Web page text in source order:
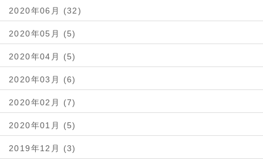
2020年06月 (32)
2020年05月 (5)
2020年04月 (5)
2020年03月 (6)
2020年02月 (7)
2020年01月 (5)
2019年12月 (3)